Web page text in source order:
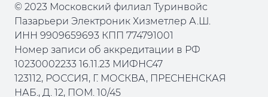
© 2023 Московский филиал Туринвойс
Пазарьери Электроник Хизметлер А.Ш.
ИНН 9909659693 КПП 774791001
Номер записи об аккредитации в РФ
10230002233 16.11.23 МИФНС47
123112, РОССИЯ, Г. МОСКВА, ПРЕСНЕНСКАЯ
НАБ., Д. 12, ПОМ. 10/45